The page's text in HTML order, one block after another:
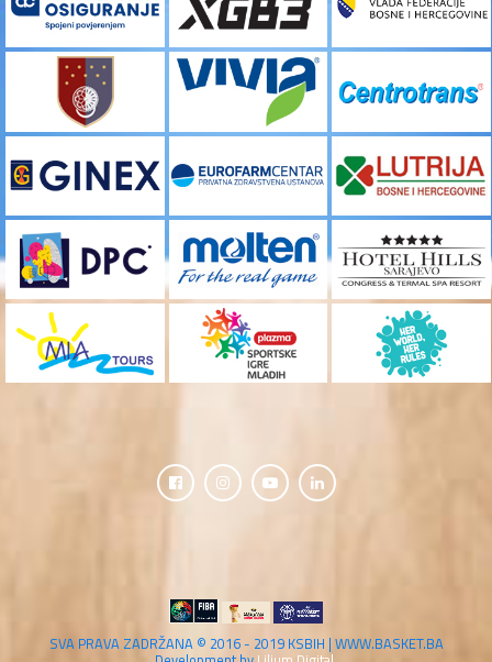
SVA PRAVA ZADRŽANA © 2016 - 2019 KSBIH | WWW.BASKET.BA